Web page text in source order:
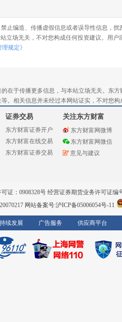
止编造、传播虚假信息或者误导性信息，
立场无关，不对您构成任何投资建议。用
规定》
在于传播更多信息，与本站立场无关。东
。相关信息并未经过本网站证实，不对您
证券交易
东方财富证券开户
东方财富在线交易
东方财富证券交易
关注东方财富
东方财富网微博
东方财富网微信
意见与建议
证：0908328号 经营证券期货业务许可证编
网站备案号:沪ICP备05006054号-11
续发展 广告服务 供应商平台